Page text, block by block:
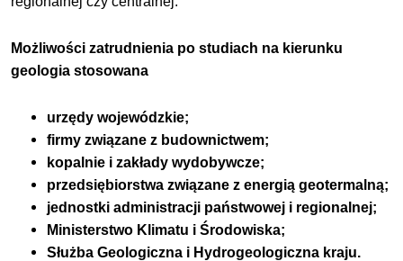
Możliwości zatrudnienia po studiach na kierunku
geologia stosowana
urzędy wojewódzkie;
firmy związane z budownictwem;
kopalnie i zakłady wydobywcze;
przedsiębiorstwa związane z energią geotermalną;
jednostki administracji państwowej i regionalnej;
Ministerstwo Klimatu i Środowiska;
Służba Geologiczna i Hydrogeologiczna kraju.